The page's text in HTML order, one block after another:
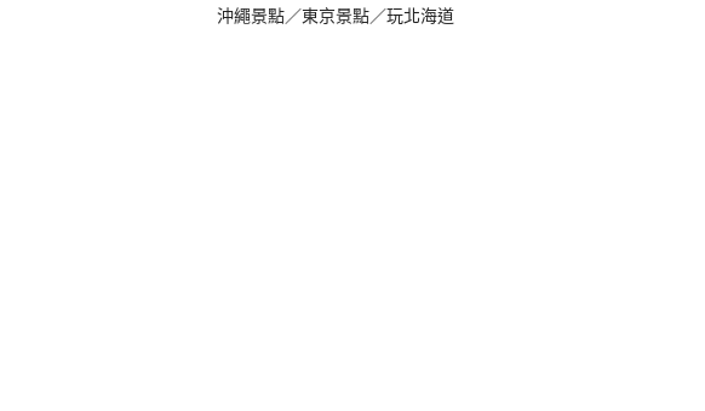
沖繩景點／東京景點／玩北海道